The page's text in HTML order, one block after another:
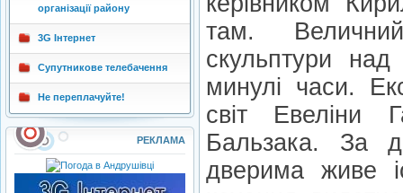
організації району
3G Інтернет
Супутникове телебачення
Не переплачуйте!
РЕКЛАМА
там.
скульптури
минулі часи.
світ Евеліни
Бальзака. За
дверима живе